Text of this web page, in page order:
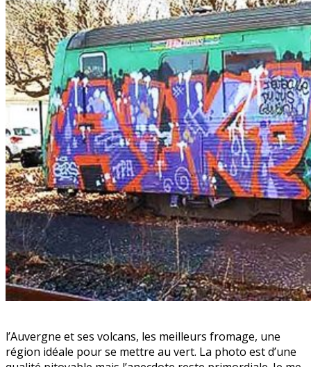
l’Auvergne et ses volcans, les meilleurs fromage, une
région idéale pour se mettre au vert. La photo est d’une